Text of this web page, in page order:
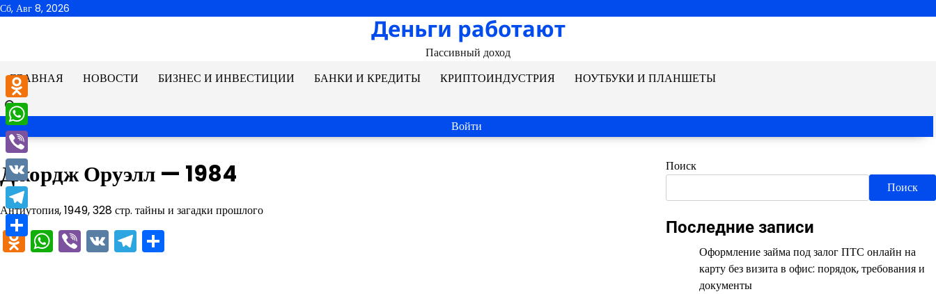
Перейти
Сб, Авг 8, 2026
Деньги работают
Пассивный доход
ГЛАВНАЯ
НОВОСТИ БИЗНЕС И ИНВЕСТИЦИИ БАНКИ И КРЕДИТЫ КРИПТОИНДУСТРИЯ НОУТБУКИ И ПЛАНШЕТЫ
Войти
Джордж Оруэлл — 1984
Антиутопия, 1949, 328 стр. тайны и загадки прошлого
Odnoklassniki
WhatsApp
Viber
VKTelegram
Поиск
Поиск
Последние записи
Оформление займа под залог ПТС онлайн на
карту без визита в офис: порядок, требования и
документы
Odnoklassniki
WhatsApp
Viber
VK
Telegram
Отправить